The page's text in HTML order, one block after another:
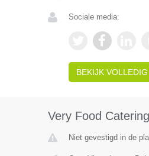
Sociale media:
BEKIJK VOLLEDIG
Very Food Catering
Niet gevestigd in de